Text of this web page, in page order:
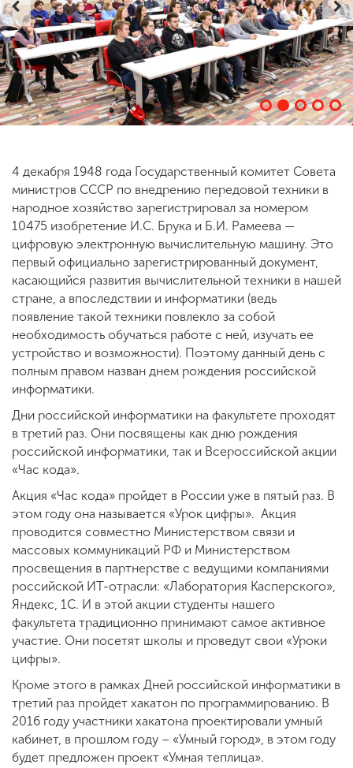
Приемная
комиссия
+7 (831) 262-26-20
4 декабря 1948 года Государственный комитет Совета
министров СССР по внедрению передовой техники в
народное хозяйство зарегистрировал за номером
10475 изобретение И.С. Брука и Б.И. Рамеева —
цифровую электронную вычислительную машину. Это
первый официально зарегистрированный документ,
касающийся развития вычислительной техники в нашей
стране, а впоследствии и информатики (ведь
появление такой техники повлекло за собой
необходимость обучаться работе с ней, изучать ее
устройство и возможности). Поэтому данный день с
полным правом назван днем рождения российской
информатики.
Дни российской информатики на факультете проходят
в третий раз. Они посвящены как дню рождения
российской информатики, так и Всероссийской акции
«Час кода».
Акция «Час кода» пройдет в России уже в пятый раз. В
этом году она называется «Урок цифры». Акция
проводится совместно Министерством связи и
массовых коммуникаций РФ и Министерством
просвещения в партнерстве с ведущими компаниями
российской ИТ-отрасли: «Лаборатория Касперского»,
Яндекс, 1С. И в этой акции студенты нашего
факультета традиционно принимают самое активное
участие. Они посетят школы и проведут свои «Уроки
цифры».
Кроме этого в рамках Дней российской информатики в
третий раз пройдет хакатон по программированию. В
2016 году участники хакатона проектировали умный
кабинет, в прошлом году – «Умный город», в этом году
будет предложен проект «Умная теплица».